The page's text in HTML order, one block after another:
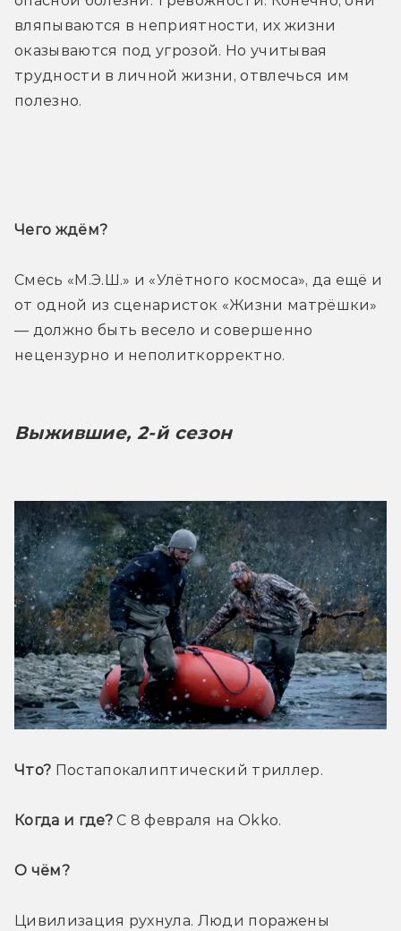
вляпываются в неприятности, их жизни
оказываются под угрозой. Но учитывая
трудности в личной жизни, отвлечься им
полезно.
Чего ждём?
Смесь «М.Э.Ш.» и «Улётного космоса», да ещё и
от одной из сценаристок «Жизни матрёшки»
— должно быть весело и совершенно
нецензурно и неполиткорректно.
Выжившие, 2-й сезон
Что? Постапокалиптический триллер.
Когда и где? С 8 февраля на Okko.
О чём?
Цивилизация рухнула. Люди поражены